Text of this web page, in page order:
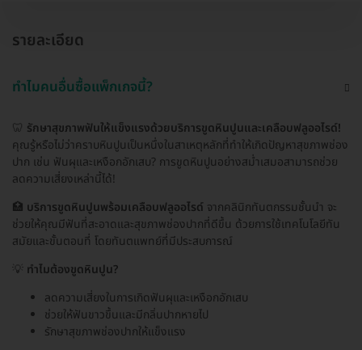
รายละเอียด
ทำไมคนอื่นซื้อแพ็กเกจนี้?
🦷 รักษาสุขภาพฟันให้แข็งแรงด้วยบริการขูดหินปูนและเคลือบฟลูออไรด์!
คุณรู้หรือไม่ว่าคราบหินปูนเป็นหนึ่งในสาเหตุหลักที่ทำให้เกิดปัญหาสุขภาพช่อง
ปาก เช่น ฟันผุและเหงือกอักเสบ? การขูดหินปูนอย่างสม่ำเสมอสามารถช่วย
ลดความเสี่ยงเหล่านี้ได้!
🏥 บริการขูดหินปูนพร้อมเคลือบฟลูออไรด์ จากคลินิกทันตกรรมชั้นนำ จะ
ช่วยให้คุณมีฟันที่สะอาดและสุขภาพช่องปากที่ดีขึ้น ด้วยการใช้เทคโนโลยีทัน
สมัยและขั้นตอนที่ โดยทันตแพทย์ที่มีประสบการณ์
💡 ทำไมต้องขูดหินปูน?
ลดความเสี่ยงในการเกิดฟันผุและเหงือกอักเสบ
ช่วยให้ฟันขาวขึ้นและมีกลิ่นปากหายไป
รักษาสุขภาพช่องปากให้แข็งแรง